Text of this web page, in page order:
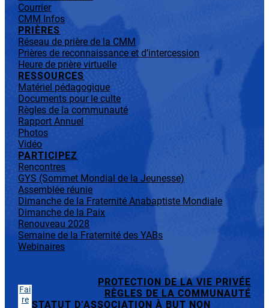
Courrier
CMM Infos
PRIÈRES
Réseau de prière de la CMM
Prières de reconnaissance et d’intercession
Heure de prière virtuelle
RESSOURCES
Matériel pédagogique
Documents pour le culte
Règles de la communauté
Rapport Annuel
Photos
Vidéo
PARTICIPEZ
Rencontres
GYS (Sommet Mondial de la Jeunesse)
Assemblée réunie
Dimanche de la Fraternité Anabaptiste Mondiale
Dimanche de la Paix
Renouveau 2028
Semaine de la Fraternité des YABs
Webinaires
Fai
re
PROTECTION DE LA VIE PRIVÉE
RÈGLES DE LA COMMUNAUTÉ
STATUT D’ASSOCIATION À BUT NON